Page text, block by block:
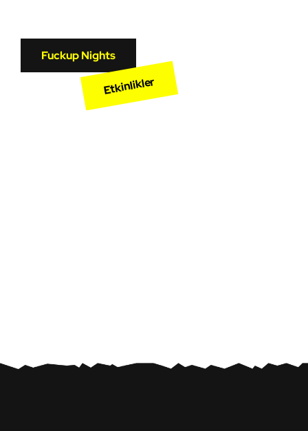
Fuckup Nights
Etkinlikler